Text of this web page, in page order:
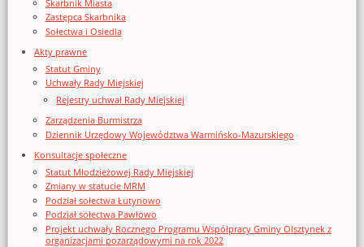
Skarbnik Miasta
Zastępca Skarbnika
Sołectwa i Osiedla
Akty prawne
Statut Gminy
Uchwały Rady Miejskiej
Rejestry uchwał Rady Miejskiej
Zarządzenia Burmistrza
Dziennik Urzędowy Województwa Warmińsko-Mazurskiego
Konsultacje społeczne
Statut Młodzieżowej Rady Miejskiej
Zmiany w statucie MRM
Podział sołectwa Łutynowo
Podział sołectwa Pawłowo
Projekt uchwały Rocznego Programu Współpracy Gminy Olsztynek z
organizacjami pozarządowymi na rok 2022